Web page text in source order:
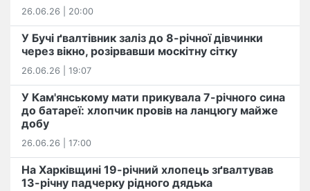
26.06.26 | 20:00
У Бучі ґвалтівник заліз до 8-річної дівчинки
через вікно, розірвавши москітну сітку
26.06.26 | 19:07
У Кам'янському мати прикувала 7-річного сина
до батареї: хлопчик провів на ланцюгу майже
добу
26.06.26 | 17:00
На Харківщині 19-річний хлопець​ ️зґвалтував
13-річну падчерку рідного дядька